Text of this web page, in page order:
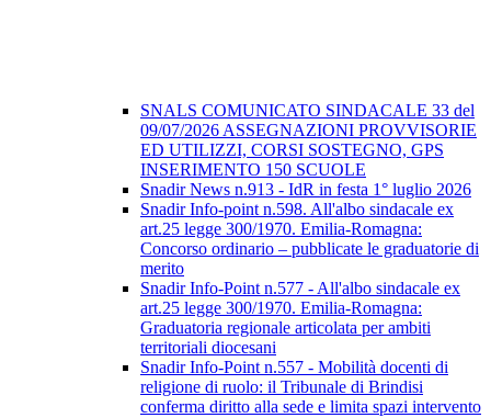
SNALS COMUNICATO SINDACALE 33 del
09/07/2026 ASSEGNAZIONI PROVVISORIE
ED UTILIZZI, CORSI SOSTEGNO, GPS
INSERIMENTO 150 SCUOLE
Snadir News n.913 - IdR in festa 1° luglio 2026
Snadir Info-point n.598. All'albo sindacale ex
art.25 legge 300/1970. Emilia-Romagna:
Concorso ordinario – pubblicate le graduatorie di
merito
Snadir Info-Point n.577 - All'albo sindacale ex
art.25 legge 300/1970. Emilia-Romagna:
Graduatoria regionale articolata per ambiti
territoriali diocesani
Snadir Info-Point n.557 - Mobilità docenti di
religione di ruolo: il Tribunale di Brindisi
conferma diritto alla sede e limita spazi intervento